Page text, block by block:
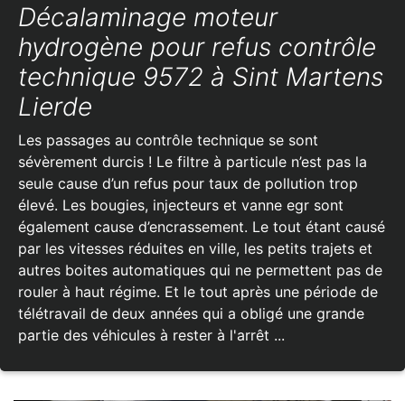
Décalaminage moteur
hydrogène pour refus contrôle
technique 9572 à Sint Martens
Lierde
Les passages au contrôle technique se sont
sévèrement durcis ! Le filtre à particule n’est pas la
seule cause d’un refus pour taux de pollution trop
élevé. Les bougies, injecteurs et vanne egr sont
également cause d’encrassement. Le tout étant causé
par les vitesses réduites en ville, les petits trajets et
autres boites automatiques qui ne permettent pas de
rouler à haut régime. Et le tout après une période de
télétravail de deux années qui a obligé une grande
partie des véhicules à rester à l'arrêt ...